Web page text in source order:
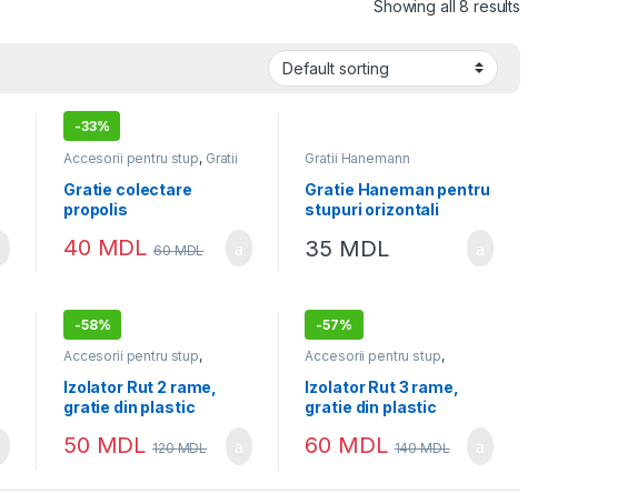
Showing all 8 results
-33%
Accesorii pentru stup, Gratii
Hanemann
Stupi și Accesorii
Gratie colectare
propolis
40 MDL 60MDL
Gratii Hanemann
Gratie Haneman pentru
stupuri orizontali
35 MDL
-58%
Accesorii pentru stup,
Creștere Regine
Gratii
Hanemann
Izolator Rut 2 rame,
gratie din plastic
50 MDL 120MDL
-57%
Accesorii pentru stup,
Creștere Regine
Gratii
Hanemann
Izolator Rut 3 rame,
gratie din plastic
60 MDL 140MDL